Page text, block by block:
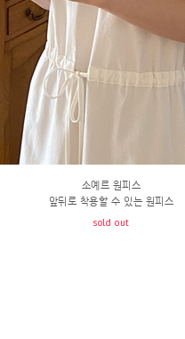
소예르 원피스
앞뒤로 착용할 수 있는 원피스
sold out